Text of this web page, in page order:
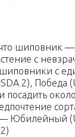
шиповник —
с
с
2), Победа
посадить
— Юбилейный